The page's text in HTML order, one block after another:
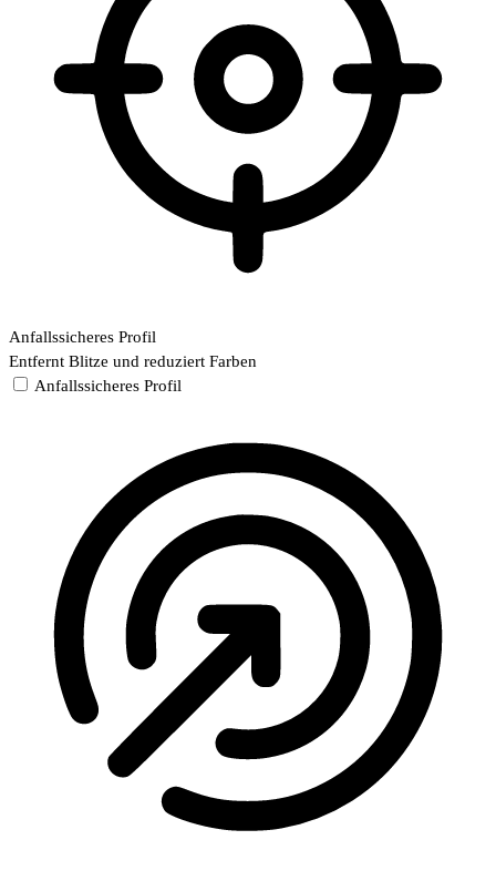
Anfallssicheres Profil
Entfernt Blitze und reduziert Farben
Anfallssicheres Profil